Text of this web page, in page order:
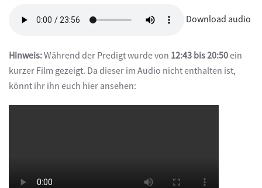
Download audio
Hinweis:Während der Predigt wurde von 12:43 bis 20:50ein
kurzer Film gezeigt. Da dieser im Audio nicht enthalten ist,
könnt ihr ihn euch hier ansehen: